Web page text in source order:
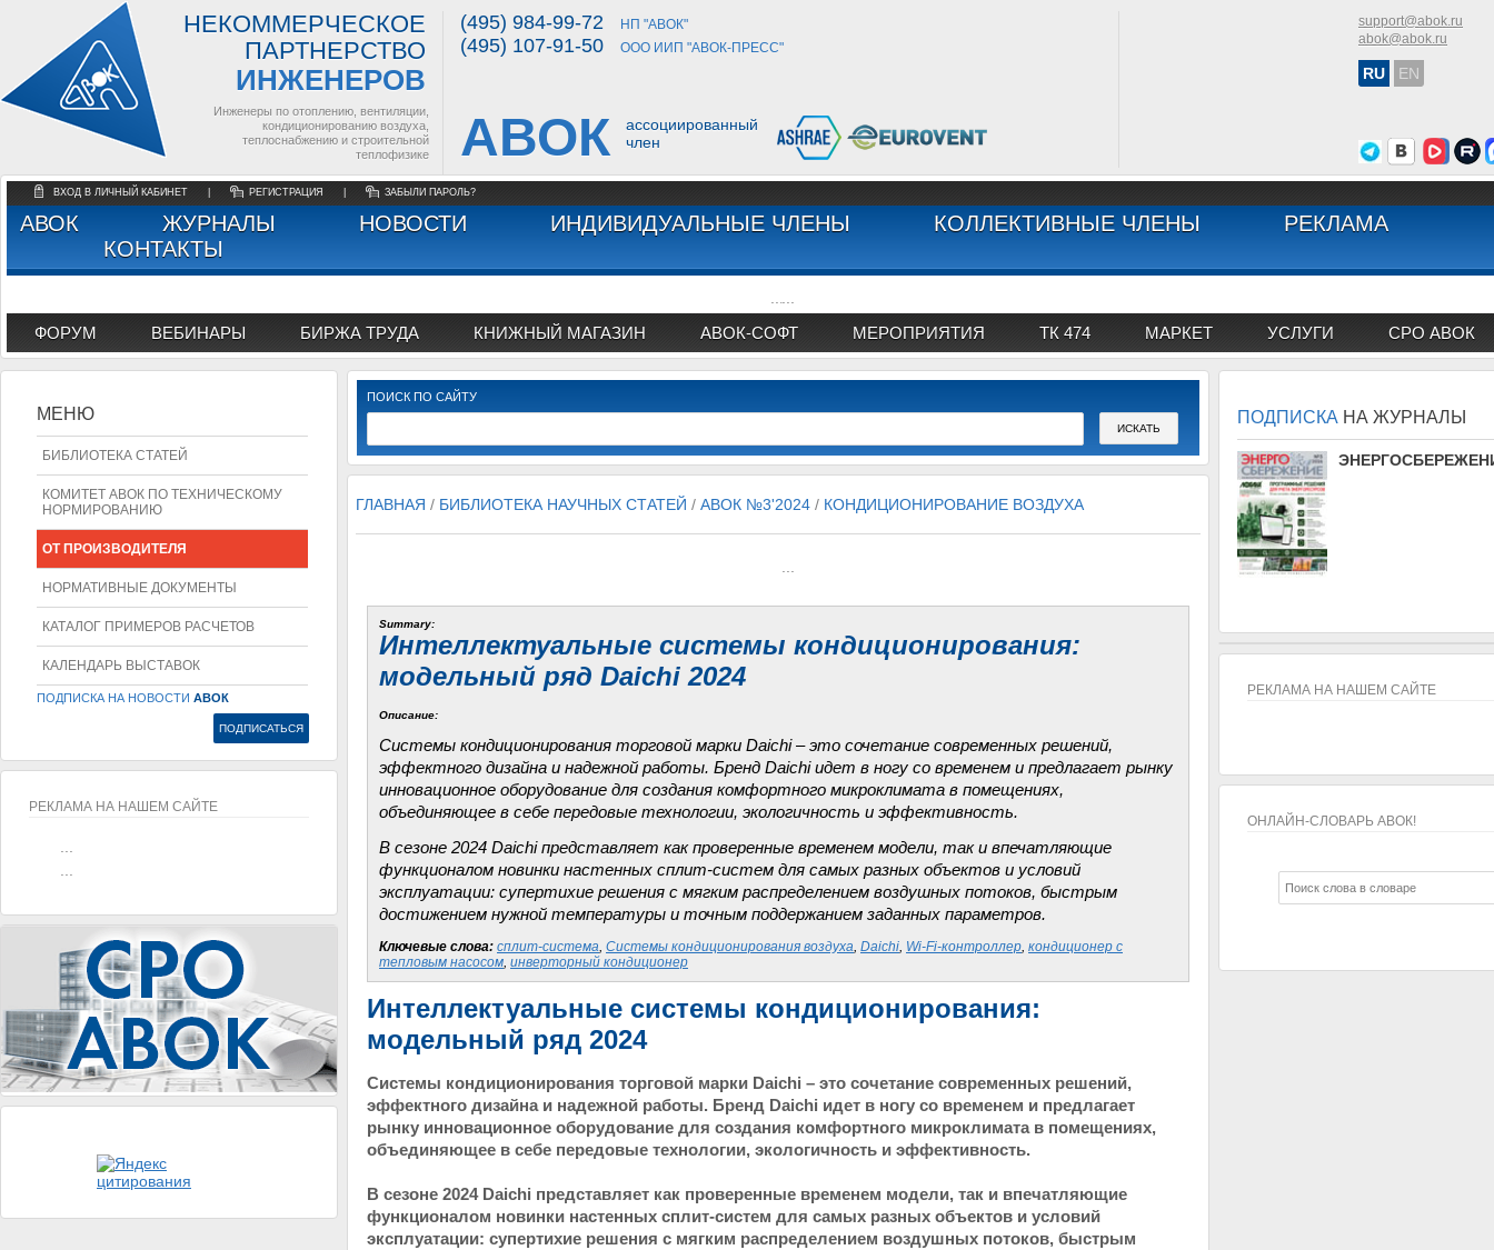
НЕКОММЕРЧЕСКОЕ
ПАРТНЕРСТВО
ИНЖЕНЕРОВ
Инженеры по отоплению, вентиляции,
кондиционированию воздуха,
теплоснабжению и строительной
теплофизике
(495) 984-99-72 НП "АВОК"
(495) 107-91-50 ООО ИИП "АВОК-ПРЕСС"
АВОК
ассоциированный
член
support@abok.ru
abok@abok.ru
RU EN
ВХОД В ЛИЧНЫЙ КАБИНЕТ РЕГИСТРАЦИЯ ЗАБЫЛИ ПАРОЛЬ?
АВОК ЖУРНАЛЫ НОВОСТИ ИНДИВИДУАЛЬНЫЕ ЧЛЕНЫ КОЛЛЕКТИВНЫЕ ЧЛЕНЫ
РЕКЛАМА
КОНТАКТЫ
ФОРУМ ВЕБИНАРЫ БИРЖА ТРУДА КНИЖНЫЙ МАГАЗИН АВОК-СОФТ МЕРОПРИЯТИЯ ТК 474 МАРКЕТ УСЛУГИ СРО АВОК
ПОИСК ПО САЙТУ
ГЛАВНАЯ / БИБЛИОТЕКА НАУЧНЫХ СТАТЕЙ / АВОК №3'2024 / КОНДИЦИОНИРОВАНИЕ ВОЗДУХА
Summary:
Интеллектуальные системы кондиционирования:
модельный ряд Daichi 2024
Описание:
Системы кондиционирования торговой марки Daichi – это сочетание современных решений,
эффектного дизайна и надежной работы. Бренд Daichi идет в ногу со временем и предлагает рынку
инновационное оборудование для создания комфортного микроклимата в помещениях,
объединяющее в себе передовые технологии, экологичность и эффективность.
В сезоне 2024 Daichi представляет как проверенные временем модели, так и впечатляющие
функционалом новинки настенных сплит-систем для самых разных объектов и условий
эксплуатации: супертихие решения с мягким распределением воздушных потоков, быстрым
достижением нужной температуры и точным поддержанием заданных параметров.
Ключевые слова: сплит-система, Системы кондиционирования воздуха, Daichi, Wi-Fi-контроллер, кондиционер с
тепловым насосом, инверторный кондиционер
Интеллектуальные системы кондиционирования:
модельный ряд 2024
Системы кондиционирования торговой марки Daichi – это сочетание современных решений,
эффектного дизайна и надежной работы. Бренд Daichi идет в ногу со временем и предлагает
рынку инновационное оборудование для создания комфортного микроклимата в помещениях,
объединяющее в себе передовые технологии, экологичность и эффективность.
В сезоне 2024 Daichi представляет как проверенные временем модели, так и впечатляющие
функционалом новинки настенных сплит-систем для самых разных объектов и условий
эксплуатации: супертихие решения с мягким распределением воздушных потоков, быстрым
МЕНЮ
БИБЛИОТЕКА СТАТЕЙ
КОМИТЕТ АВОК ПО ТЕХНИЧЕСКОМУ
НОРМИРОВАНИЮ
ОТ ПРОИЗВОДИТЕЛЯ
НОРМАТИВНЫЕ ДОКУМЕНТЫ
КАТАЛОГ ПРИМЕРОВ РАСЧЕТОВ
КАЛЕНДАРЬ ВЫСТАВОК
ПОДПИСКА НА НОВОСТИ АВОК
РЕКЛАМА НА НАШЕМ САЙТЕ
ПОДПИСКА НА ЖУРНАЛЫ
АВОК
РЕКЛАМА НА НАШЕМ САЙТЕ
ОНЛАЙН-СЛОВАРЬ АВОК!